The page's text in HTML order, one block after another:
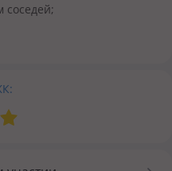
бедрум»;
проживания;